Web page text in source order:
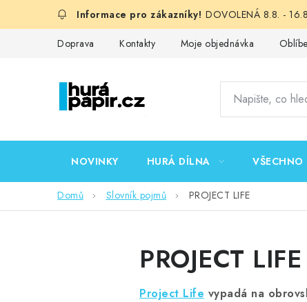
DOVOLENÁ 8.8. -
Doprava Kontakty Moje objednávka
NOVINKY HURÁ DÍLNA VŠECHNO
Domů Slovník pojmů PROJECT LIFE
PROJECT LIFE
Project Life vypadá na